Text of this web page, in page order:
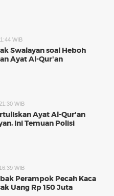
WIB
Swalayan soal Heboh
Ayat Al-Qur'an
WIB
Ayat Al-Qur'an
Ini Temuan Polisi
WIB
Perampok Pecah Kaca
Uang Rp 150 Juta